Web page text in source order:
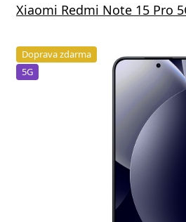
Xiaomi Redmi Note 15 Pro
Doprava zdarma
5G